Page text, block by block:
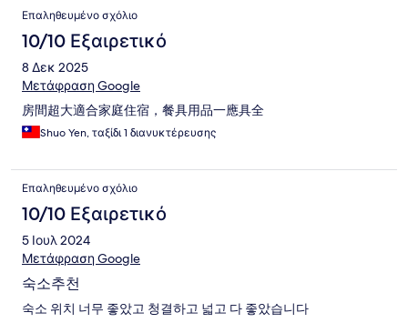
Επαληθευμένο σχόλιο
10/10 Εξαιρετικό
8 Δεκ 2025
Μετάφραση Google
房間超大適合家庭住宿，餐具用品一應具全
Shuo Yen, ταξίδι 1 διανυκτέρευσης
Επαληθευμένο σχόλιο
10/10 Εξαιρετικό
5 Ιουλ 2024
Μετάφραση Google
숙소추천
숙소 위치 너무 좋았고 청결하고 넓고 다 좋았습니다